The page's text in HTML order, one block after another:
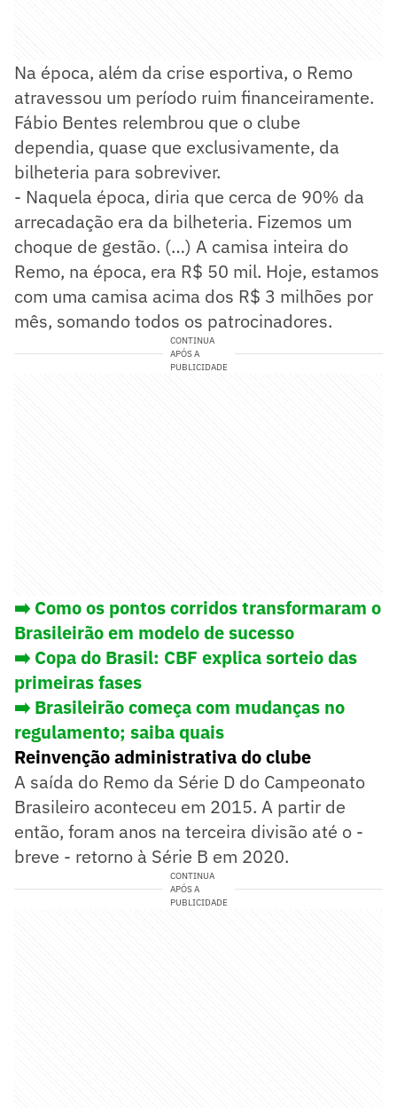
Na época, além da crise esportiva, o Remo
atravessou um período ruim financeiramente.
Fábio Bentes relembrou que o clube
dependia, quase que exclusivamente, da
bilheteria para sobreviver.
- Naquela época, diria que cerca de 90% da
arrecadação era da bilheteria. Fizemos um
choque de gestão. (…) A camisa inteira do
Remo, na época, era R$ 50 mil. Hoje, estamos
com uma camisa acima dos R$ 3 milhões por
mês, somando todos os patrocinadores.
CONTINUA
APÓS A
PUBLICIDADE
➡️ Como os pontos corridos transformaram o
Brasileirão em modelo de sucesso
➡️ Copa do Brasil: CBF explica sorteio das
primeiras fases
➡️ Brasileirão começa com mudanças no
regulamento; saiba quais
Reinvenção administrativa do clube
A saída do Remo da Série D do Campeonato
Brasileiro aconteceu em 2015. A partir de
então, foram anos na terceira divisão até o -
breve - retorno à Série B em 2020.
CONTINUA
APÓS A
PUBLICIDADE